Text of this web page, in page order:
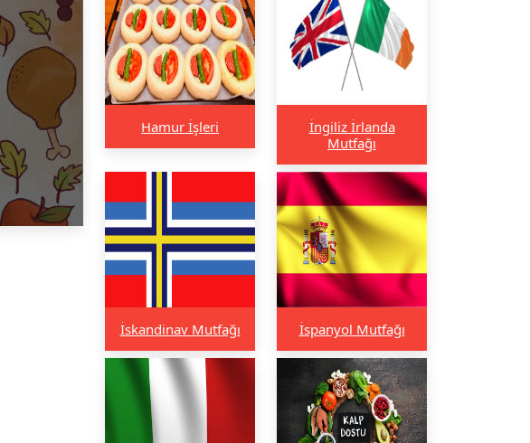
Hamur İşleri
İngiliz İrlanda
Mutfağı
İskandinav Mutfağı İspanyol Mutfağı